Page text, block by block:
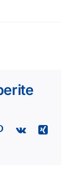
Pinterest
Vk
Xing